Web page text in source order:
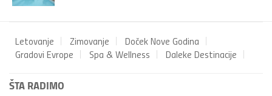
Letovanje Zimovanje
Doček Nove Godina
Gradovi Evrope
Spa & Wellness Daleke Destinacije
ŠTA RADIMO